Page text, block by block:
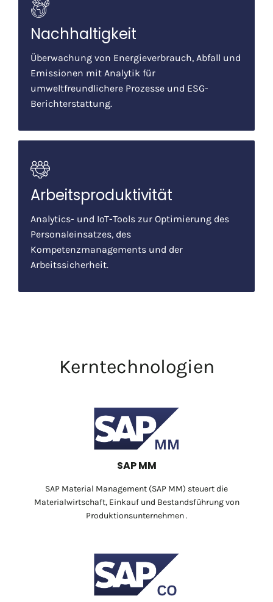
Nachhaltigkeit
Überwachung von Energieverbrauch, Abfall und
Emissionen mit Analytik für
umweltfreundlichere Prozesse und ESG-
Berichterstattung.
Arbeitsproduktivität
Analytics- und IoT-Tools zur Optimierung des
Personaleinsatzes, des
Kompetenzmanagements und der
Arbeitssicherheit.
Kerntechnologien
SAP MM
SAP Material Management (SAP MM) steuert die
Materialwirtschaft, Einkauf und Bestandsführung von
Produktionsunternehmen .